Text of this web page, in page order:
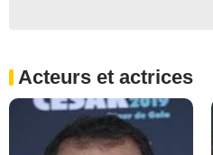
Acteurs et actrices